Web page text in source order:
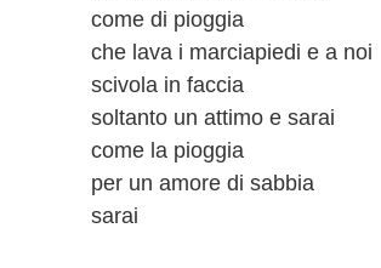
come di pioggia
che lava i marciapiedi e a noi
scivola in faccia
soltanto un attimo e sarai
come la pioggia
per un amore di sabbia
sarai